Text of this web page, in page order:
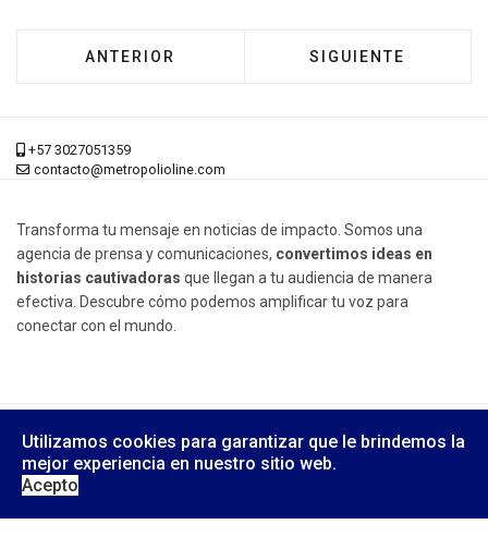
ARTÍCULO ANTERIOR: FUERZA EN EL
ANTERIOR ARTÍCULO
SIGUIENTE
+57 3027051359
contacto@metropolioline.com
Transforma tu mensaje en noticias de impacto. Somos una
agencia de prensa y comunicaciones, convertimos ideas en
historias cautivadoras que llegan a tu audiencia de manera
efectiva. Descubre cómo podemos amplificar tu voz para
conectar con el mundo.
© 2026 Metrópoli Online, Derechos Reservados.
Diseño Web:
Yusi Computers
Utilizamos cookies para garantizar que le brindemos la
mejor experiencia en nuestro sitio web.
Acepto